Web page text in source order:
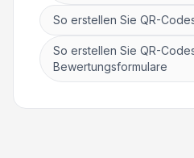
So erstellen Sie QR-
So erstellen Sie QR-
Bewertungsformulare